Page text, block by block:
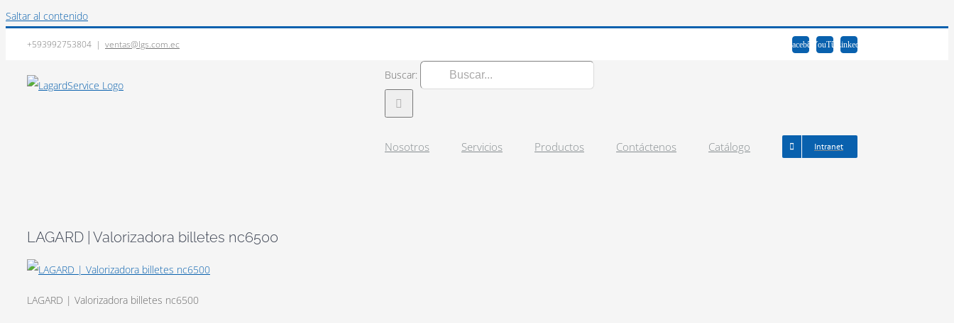
Saltar al contenido
+593992753804 | ventas@lgs.com.ec FacebookYouTubeLinkedIn
Buscar:
Nosotros Servicios Productos Contáctenos Catálogo Intranet
LAGARD | Valorizadora billetes nc6500
LAGARD | Valorizadora billetes nc6500